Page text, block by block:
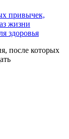
привычек,
жизни
здоровья
после которых